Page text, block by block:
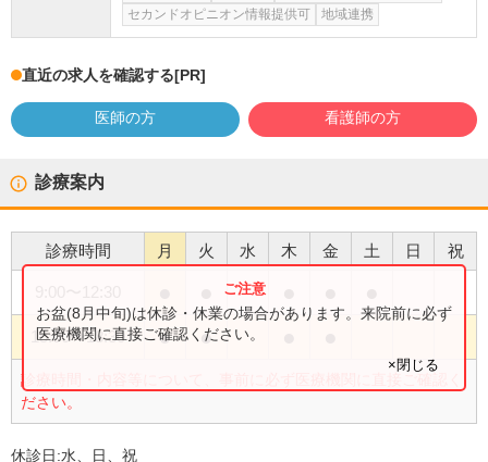
セカンドオピニオン情報提供可
地域連携
直近の求人を確認する[PR]
医師の方 看護師の方
診療案内
診療時間 月 火 水 木 金 土 日 祝
15:00〜18:30 ● ●
診療時間・内容等について、事前に必ず医療機関に直接ご確認く
ださい。
お盆(8月中旬)は休診・休業の場合があります。来院前に必ず
医療機関に直接ご確認ください。
×閉じる
休診日:水、日、祝